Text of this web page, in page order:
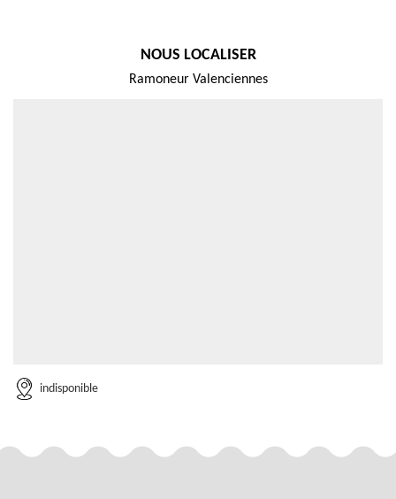
NOUS LOCALISER
Ramoneur Valenciennes
indisponible